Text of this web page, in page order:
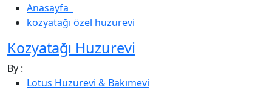
Anasayfa
kozyatağı özel huzurevi
Kozyatağı Huzurevi
By :
Lotus Huzurevi & Bakımevi